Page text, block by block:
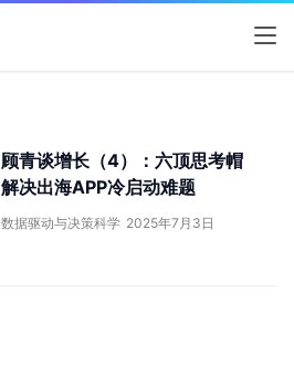
顾青谈增长（4）：六顶思考帽
解决出海APP冷启动难题
数据驱动与决策科学 2025年7月3日